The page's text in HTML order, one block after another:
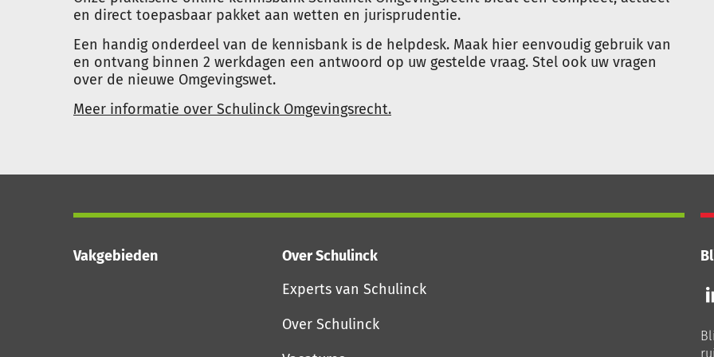
en direct toepasbaar pakket aan wetten en jurisprudentie.
Een handig onderdeel van de kennisbank is de helpdesk. Maak hier eenvoudig gebruik van
en ontvang binnen 2 werkdagen een antwoord op uw gestelde vraag. Stel ook uw vragen
over de nieuwe Omgevingswet.
Meer informatie over Schulinck Omgevingsrecht.
Vakgebieden
Over Schulinck
Experts van Schulinck
Over Schulinck